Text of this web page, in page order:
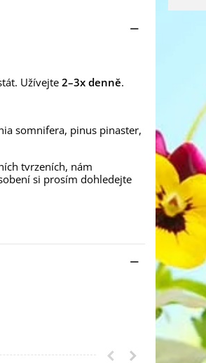
Užívejte 2–3x denně.
somnifera, pinus pinaster,
tvrzeních, nám
si prosím dohledejte